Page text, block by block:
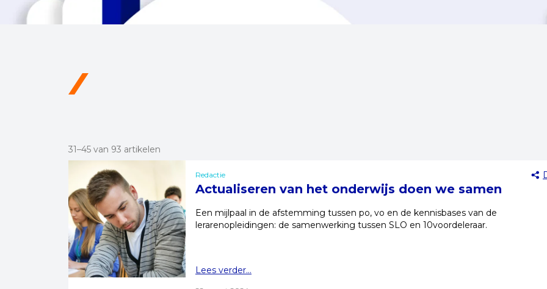
31–45 van 93 artikelen
Redactie
Actualiseren van het onderwijs doen we samen
Een mijlpaal in de afstemming tussen po, vo en de kennisbases van de
lerarenopleidingen: de samenwerking tussen SLO en 10voordeleraar.
Lees verder...